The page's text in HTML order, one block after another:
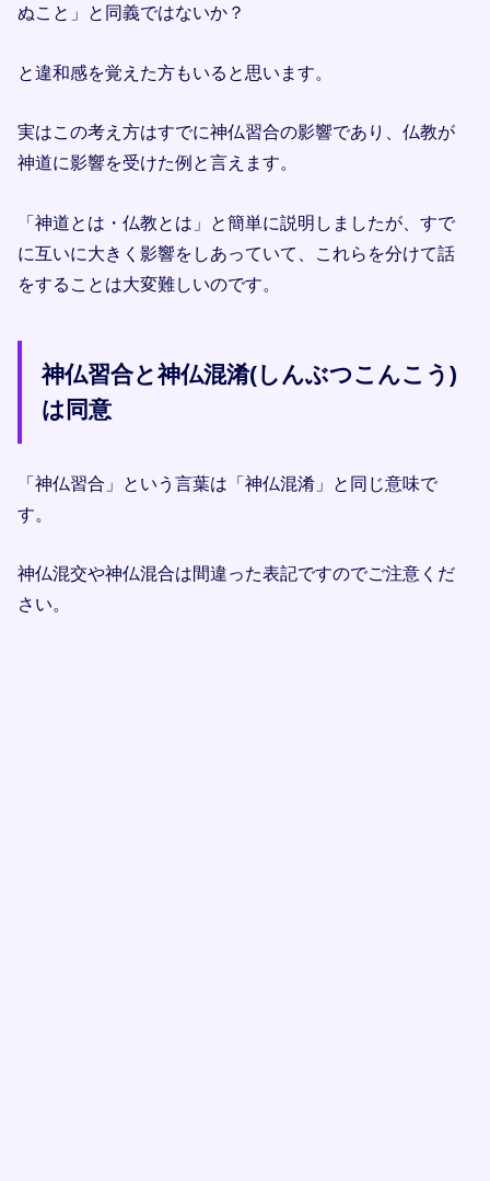
ぬこと」と同義ではないか？
と違和感を覚えた方もいると思います。
実はこの考え方はすでに神仏習合の影響であり、仏教が
神道に影響を受けた例と言えます。
「神道とは・仏教とは」と簡単に説明しましたが、すで
に互いに大きく影響をしあっていて、これらを分けて話
をすることは大変難しいのです。
神仏習合と神仏混淆(しんぶつこんこう)
は同意
「神仏習合」という言葉は「神仏混淆」と同じ意味で
す。
神仏混交や神仏混合は間違った表記ですのでご注意くだ
さい。